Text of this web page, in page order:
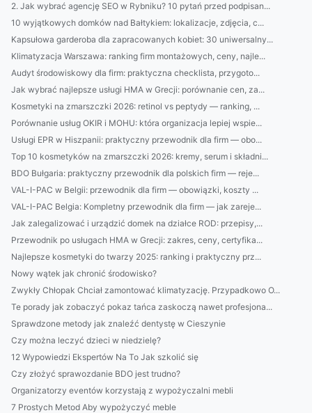
2. Jak wybrać agencję SEO w Rybniku? 10 pytań przed podpisan...
10 wyjątkowych domków nad Bałtykiem: lokalizacje, zdjęcia, c...
Kapsułowa garderoba dla zapracowanych kobiet: 30 uniwersalny...
Klimatyzacja Warszawa: ranking firm montażowych, ceny, najle...
Audyt środowiskowy dla firm: praktyczna checklista, przygoto...
Jak wybrać najlepsze usługi HMA w Grecji: porównanie cen, za...
Kosmetyki na zmarszczki 2026: retinol vs peptydy — ranking, ...
Porównanie usług OKIR i MOHU: która organizacja lepiej wspie...
Usługi EPR w Hiszpanii: praktyczny przewodnik dla firm — obo...
Top 10 kosmetyków na zmarszczki 2026: kremy, serum i składni...
BDO Bułgaria: praktyczny przewodnik dla polskich firm — reje...
VAL-I-PAC w Belgii: przewodnik dla firm — obowiązki, koszty ...
VAL-I-PAC Belgia: Kompletny przewodnik dla firm — jak zareje...
Jak zalegalizować i urządzić domek na działce ROD: przepisy,...
Przewodnik po usługach HMA w Grecji: zakres, ceny, certyfika...
Najlepsze kosmetyki do twarzy 2025: ranking i praktyczny prz...
Nowy wątek jak chronić środowisko?
Zwykły Chłopak Chciał zamontować klimatyzację. Przypadkowo O...
Te porady jak zobaczyć pokaz tańca zaskoczą nawet profesjona...
Sprawdzone metody jak znaleźć dentystę w Cieszynie
Czy można leczyć dzieci w niedzielę?
12 Wypowiedzi Ekspertów Na To Jak szkolić się
Czy złożyć sprawozdanie BDO jest trudno?
Organizatorzy eventów korzystają z wypożyczalni mebli
7 Prostych Metod Aby wypożyczyć meble